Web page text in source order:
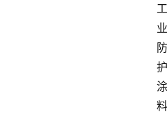
工
业
防
护
涂
料